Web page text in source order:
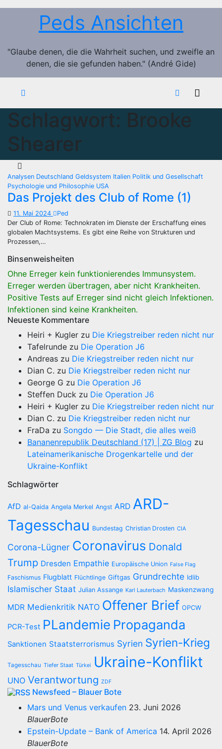
Zum
Peds Ansichten
"Glaube denen, die die Wahrheit suchen, und zweifle an
denen, die sie gefunden haben." (André Gide)
Schlagwort: Brooke
Shearer
Analysen Deutschland Geldsystem Italien Politik und Gesellschaft
Psychologie und Philosophie USA
Das Projekt des Club of Rome (1)
11. Mai 2024
Ped
Der Club of Rome: Technokraten im Dienste der Erschaffung eines
globalen Machtsystems. Es gibt eine Reihe von Strukturen und
Prozessen,…
Binsenweisheiten
Ohne Erreger kein funktionierendes Immunsystem.
Erreger werden übertragen, aber nicht Krankheiten.
Positive Tests auf Erreger sind nicht gleich Infektionen.
Infektionen sind keine Krankheiten.
Neueste Kommentare
Heiri + Kugler zu Die Kriegstreiber reden nicht nur
Tafelrunde zu Die Operation J6
Andreas zu Die Kriegstreiber reden nicht nur
Dian C. zu Die Kriegstreiber reden nicht nur
George G zu Die Operation J6
Steffen Duck zu Die Operation J6
Heiri + Kugler zu Die Kriegstreiber reden nicht nur
Dian C. zu Die Kriegstreiber reden nicht nur
FraDa zu Songdo — Die Stadt, die alles weiß
Bananenrepublik Deutschland (17) | ZG Blog zu
Lateinamerikanische Drogenkartelle und der
Ukraine-Konflikt
Schlagwörter
AfD al-Qaida Angela Merkel Angst ARD ARD-
Tagesschau Bundestag Christian Drosten CIA
Corona-Lügner Coronavirus Donald
Trump Dresden Empathie Europäische Union False Flag
Faschismus Flugblatt Flüchtlinge Giftgas Grundrechte Idlib
Islamischer Staat Julian Assange Karl Lauterbach Maskenzwang
MDR Medienkritik NATO Offener Brief OPCW
PCR-Test PLandemie Propaganda
Sanktionen Staatsterrorismus Syrien Syrien-Krieg
Tagesschau Tiefer Staat Türkei Ukraine-Konflikt
UNO Verantwortung ZDF
Newsfeed – Blauer Bote
Mars und Venus verkaufen 23. Juni 2026
BlauerBote
Epstein-Update – Bank of America 14. April 2026
BlauerBote